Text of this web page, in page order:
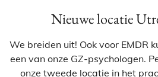
Nieuwe locatie
We breiden uit! Ook voor EMDR
een van onze GZ-psychologen.
onze tweede locatie in het